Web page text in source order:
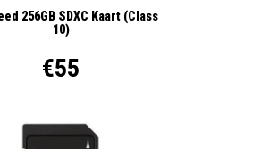
256GB SDXC Kaart (Class
10)
€55